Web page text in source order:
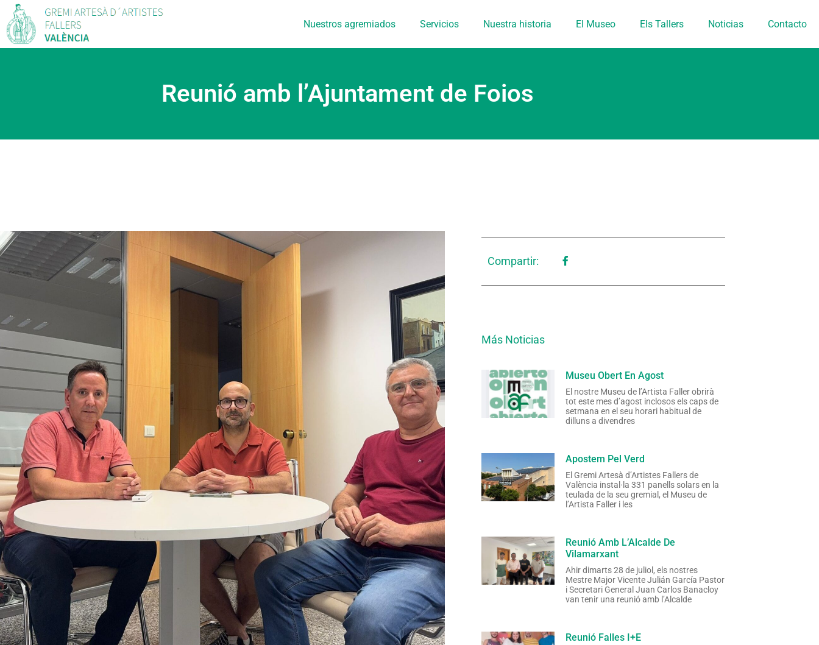
Nuestros agremiados Servicios Nuestra historia El Museo Els Tallers Noticias Contacto
Reunió amb l’Ajuntament de Foios
Compartir:
Más Noticias
Museu Obert En Agost
El nostre Museu de l’Artista Faller obrirà
tot este mes d’agost inclosos els caps de
setmana en el seu horari habitual de
dilluns a divendres
Apostem Pel Verd
El Gremi Artesà d’Artistes Fallers de
València instal·la 331 panells solars en la
teulada de la seu gremial, el Museu de
l’Artista Faller i les
Reunió Amb L’Alcalde De
Vilamarxant
Ahir dimarts 28 de juliol, els nostres
Mestre Major Vicente Julián García Pastor
i Secretari General Juan Carlos Banacloy
van tenir una reunió amb l’Alcalde
Reunió Falles I+E